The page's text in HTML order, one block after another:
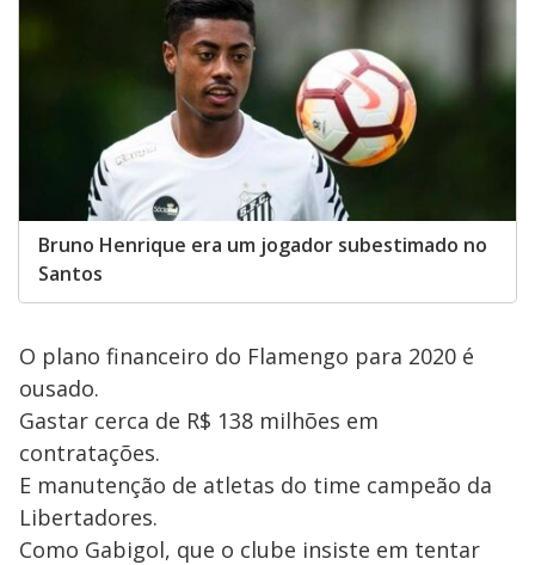
Bruno Henrique era um jogador subestimado no
Santos
O plano financeiro do Flamengo para 2020 é
ousado.
Gastar cerca de R$ 138 milhões em
contratações.
E manutenção de atletas do time campeão da
Libertadores.
Como Gabigol, que o clube insiste em tentar